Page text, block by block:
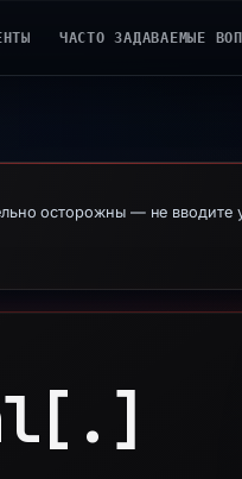
ЧАСТО ЗАДАВАЕМЫЕ
осторожны — не